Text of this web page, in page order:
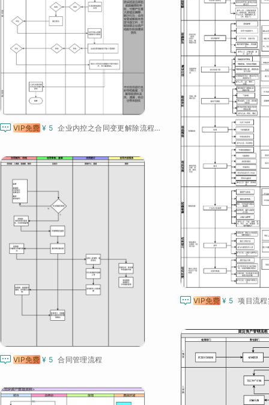
 VIP免费 ¥ 5 企业内控之合同变更解除流程与风险控制图
 VIP免费 ¥ 5 项目流
 VIP免费 ¥ 5 合同管理流程